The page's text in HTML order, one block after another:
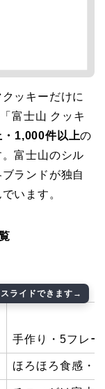
ッキーだけに
富士山 クッキ
1,000件以上の
富士山のシル
ランドが独自
います。
手作り・5フレ
ほろほろ食感・